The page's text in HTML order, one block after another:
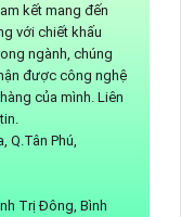
kết mang đến
với chiết khấu
ngành, chúng
được công nghệ
của mình. Liên
Q.Tân Phú,
Trị Đông, Bình